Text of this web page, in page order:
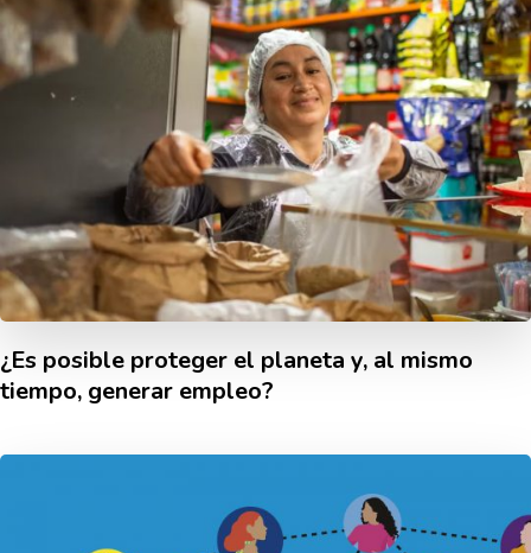
¿Es posible proteger el planeta y, al mismo
tiempo, generar empleo?